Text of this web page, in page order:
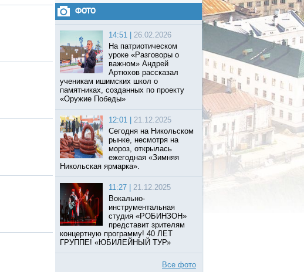
ФОТО
14:51 |
26.02.2026
На патриотическом
уроке «Разговоры о
важном» Андрей
Артюхов рассказал
ученикам ишимских школ о
памятниках, созданных по проекту
«Оружие Победы»
12:01 |
21.12.2025
Сегодня на Никольском
рынке, несмотря на
мороз, открылась
ежегодная «Зимняя
Никольская ярмарка».
11:27 |
21.12.2025
Вокально-
инструментальная
студия «РОБИНЗОН»
представит зрителям
концертную программу! 40 ЛЕТ
ГРУППЕ! «ЮБИЛЕЙНЫЙ ТУР»
Все фото